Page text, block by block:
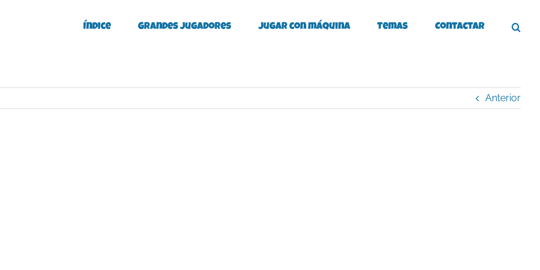
Índice Grandes Jugadores Jugar con máquina Temas Contactar
Anterior